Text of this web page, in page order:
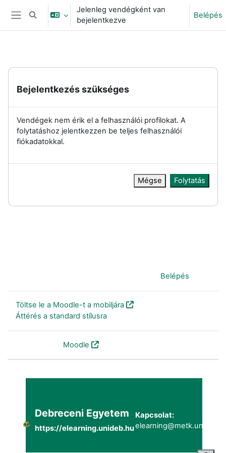
Tovább a fő tartalomhoz
Oldalpanel
Keresési bemeneti adatok váltása
Jelenleg vendégként van
bejelentkezve
Belépés
Bejelentkezés szükséges
Vendégek nem érik el a felhasználói profilokat. A
folytatáshoz jelentkezzen be teljes felhasználói
fiókadatokkal.
Mégse Folytatás
Belépés
Töltse le a Moodle-t a mobiljára
Áttérés a standard stílusra
Moodle
Debreceni Egyetem
https://elearning.unideb.hu
Kapcsolat: